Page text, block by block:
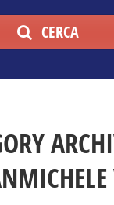
CERCA